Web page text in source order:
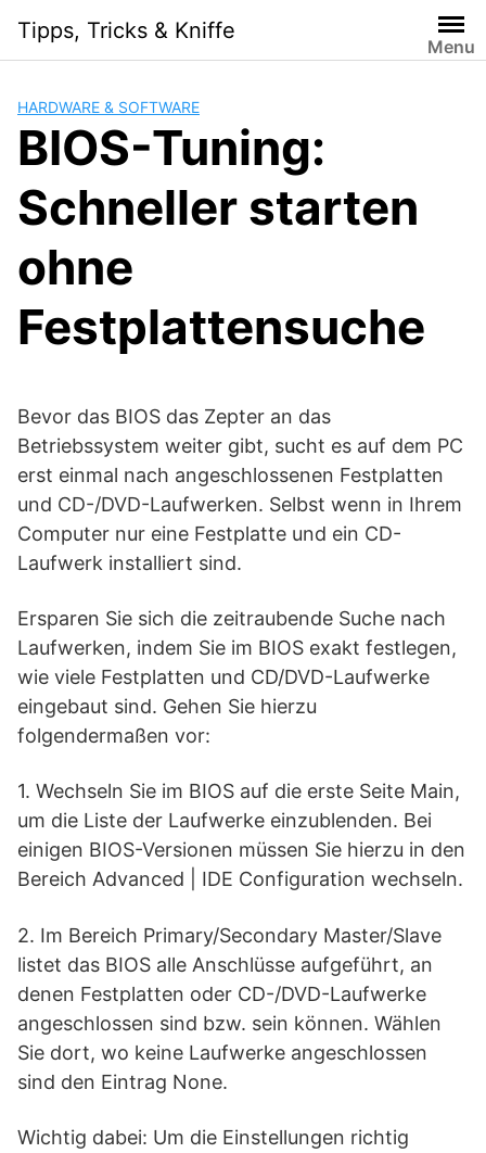
content
Tipps, Tricks & Kniffe
Menu
HARDWARE & SOFTWARE
BIOS-Tuning:
Schneller starten
ohne
Festplattensuche
Bevor das BIOS das Zepter an das
Betriebssystem weiter gibt, sucht es auf dem PC
erst einmal nach angeschlossenen Festplatten
und CD-/DVD-Laufwerken. Selbst wenn in Ihrem
Computer nur eine Festplatte und ein CD-
Laufwerk installiert sind.
Ersparen Sie sich die zeitraubende Suche nach
Laufwerken, indem Sie im BIOS exakt festlegen,
wie viele Festplatten und CD/DVD-Laufwerke
eingebaut sind. Gehen Sie hierzu
folgendermaßen vor:
1. Wechseln Sie im BIOS auf die erste Seite Main,
um die Liste der Laufwerke einzublenden. Bei
einigen BIOS-Versionen müssen Sie hierzu in den
Bereich Advanced | IDE Configuration wechseln.
2. Im Bereich Primary/Secondary Master/Slave
listet das BIOS alle Anschlüsse aufgeführt, an
denen Festplatten oder CD-/DVD-Laufwerke
angeschlossen sind bzw. sein können. Wählen
Sie dort, wo keine Laufwerke angeschlossen
sind den Eintrag None.
Wichtig dabei: Um die Einstellungen richtig